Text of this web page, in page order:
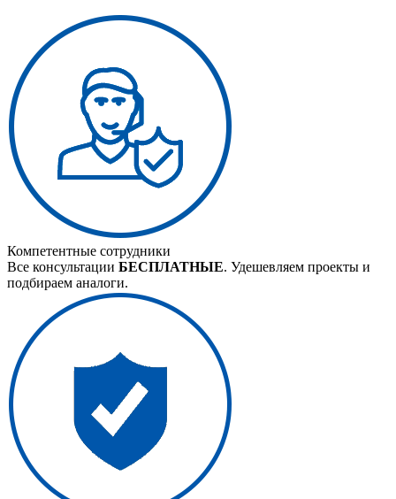
Компетентные сотрудники
Все консультации БЕСПЛАТНЫЕ. Удешевляем проекты и
подбираем аналоги.